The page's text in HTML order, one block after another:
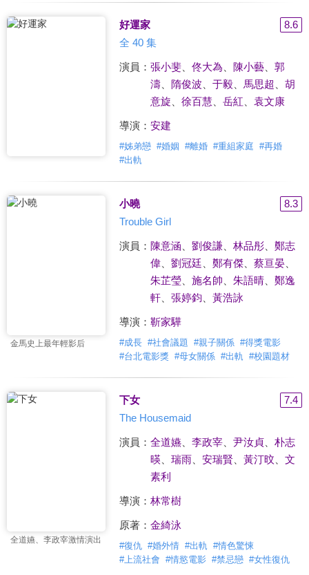
好運家
8.6
全 40 集
演員： 張小斐、 佟大為 陳小藝、 郭
濤、 隋俊波 于毅、 馬思超
胡
意旋
徐百慧、 岳紅 袁文康
導演： 安建
#姊弟戀 #婚姻 #離婚 #重組家庭 #再婚
#出軌
金馬史上最年輕影后
小曉
8.3
Trouble Girl
演員： 陳意涵 劉俊謙、 林品彤、 鄭志
偉、 劉冠廷 鄭有傑、 蔡亘晏、
朱芷瑩、 施名帥 朱語晴、 鄭逸
軒、 張婷鈞 黃浩詠
導演： 靳家驊
#成長 #社會議題 #親子關係 #得獎電影
#台北電影獎 #母女關係 #出軌 #校園題材
全道嬿、李政宰激情演出
下女
7.4
The Housemaid
演員： 全道嬿、 李政宰、 尹汝貞、 朴志
暎
瑞雨、 安瑞賢 黃汀旼
文
素利
導演： 林常樹
原著： 金綺泳
#復仇 #婚外情 #出軌 #情色驚悚
#上流社會 #情慾電影 #禁忌戀 #女性復仇